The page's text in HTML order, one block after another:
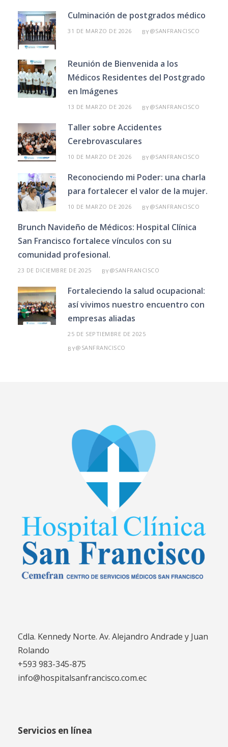
Culminación de postgrados médico
31 DE MARZO DE 2026 BY@SANFRANCISCO
Reunión de Bienvenida a los
Médicos Residentes del Postgrado
en Imágenes
13 DE MARZO DE 2026 BY@SANFRANCISCO
Taller sobre Accidentes
Cerebrovasculares
10 DE MARZO DE 2026 BY@SANFRANCISCO
Reconociendo mi Poder: una charla
para fortalecer el valor de la mujer.
10 DE MARZO DE 2026 BY@SANFRANCISCO
Brunch Navideño de Médicos: Hospital Clínica
San Francisco fortalece vínculos con su
comunidad profesional.
23 DE DICIEMBRE DE 2025 BY@SANFRANCISCO
Fortaleciendo la salud ocupacional:
así vivimos nuestro encuentro con
empresas aliadas
25 DE SEPTIEMBRE DE 2025
BY@SANFRANCISCO
Cdla. Kennedy Norte. Av. Alejandro Andrade y Juan
Rolando
+593 983-345-875
info@hospitalsanfrancisco.com.ec
Servicios en línea